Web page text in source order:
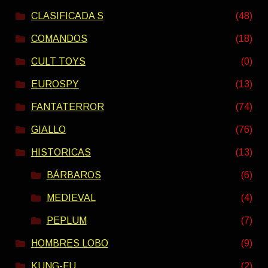
CLASIFICADA S (48)
COMANDOS (18)
CULT TOYS (0)
EUROSPY (13)
FANTATERROR (74)
GIALLO (76)
HISTORICAS (13)
BÁRBAROS (6)
MEDIEVAL (4)
PEPLUM (7)
HOMBRES LOBO (9)
KUNG-FU (2)